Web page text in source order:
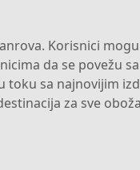
Korisnici
da se povežu
toku sa najnovijim
za sve